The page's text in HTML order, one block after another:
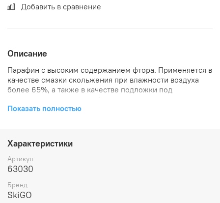
Добавить в сравнение
Описание
Парафин с высоким содержанием фтора. Применяется в
качестве смазки скольжения при влажности воздуха
более 65%, а также в качестве подложки под
ускорители). Исследования показали, что при
смазку.Предназначен для всех типов снега при
температуре воздуха от -7 до -20C. Температура
наплавления - 145C.Парафин с высоким содержанием
фтора.
Показать полностью
Характеристики
Артикул
63030
Бренд
SkiGO